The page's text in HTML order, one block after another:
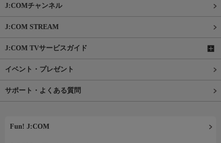
J:COMチャンネル
J:COM STREAM
J:COM TVサービスガイド
イベント・プレゼント
サポート・よくある質問
Fun! J:COM